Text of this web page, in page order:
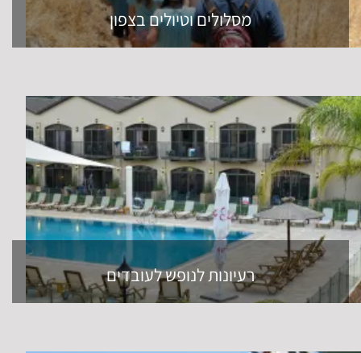
מסלולים וטיולים בצפון
רעיונות לנופש לעובדים